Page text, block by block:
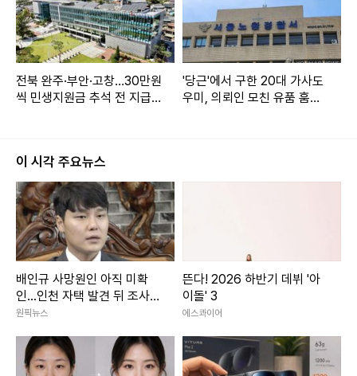
전북 완주·부안·고창…30만원
씩 민생지원금 추석 전 지급
'당근'에서 구한 20대 가사도
우미, 의뢰인 모친 유품 훔쳐
이 시각 주요뉴스
배인규 사망원인 아직 미확
인...인천 자택 발견 뒤 조사
진행
원픽뉴스
뜬다! 2026 하반기 데뷔 '아
이돌' 3
에스콰이어